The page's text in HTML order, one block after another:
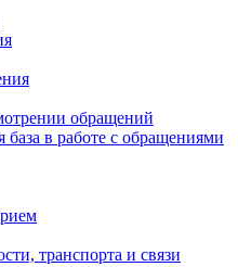
обращений
в работе с обращениями
транспорта и связи